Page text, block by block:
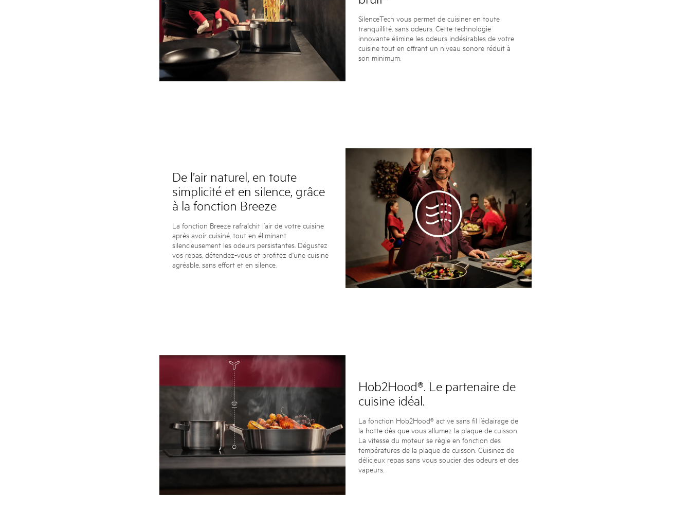
SilenceTech vous permet de cuisiner en toute
tranquillité, sans odeurs. Cette technologie
innovante élimine les odeurs indésirables de votre
cuisine tout en offrant un niveau sonore réduit à
son minimum.
De l’air naturel, en toute
simplicité et en silence, grâce
à la fonction Breeze
La fonction Breeze rafraîchit l’air de votre cuisine
après avoir cuisiné, tout en éliminant
silencieusement les odeurs persistantes. Dégustez
vos repas, détendez-vous et profitez d'une cuisine
agréable, sans effort et en silence.
Hob2Hood®. Le partenaire de
cuisine idéal.
La fonction Hob2Hood® active sans fil l’éclairage de
la hotte dès que vous allumez la plaque de cuisson.
La vitesse du moteur se règle en fonction des
températures de la plaque de cuisson. Cuisinez de
délicieux repas sans vous soucier des odeurs et des
vapeurs.